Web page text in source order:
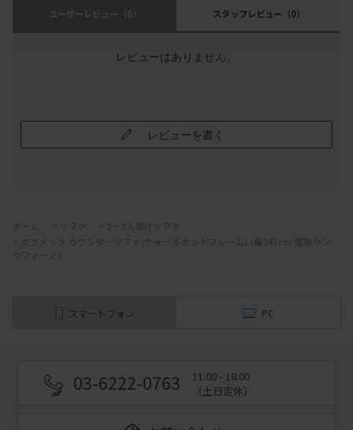
ユーザーレビュー （0） スタッフレビュー （0）
レビューはありません。
レビューを書く
ホーム ソファ
2・3人掛けソファ
カラメッラ カウンターソファ(ウォールナットフレーム) (幅147cm 張地ラン
クフィーノ)
スマートフォン PC
03-6222-0763
11:00 - 18:00
（土日定休）